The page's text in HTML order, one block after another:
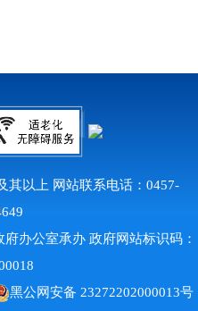
其以上 网站联系电话：0457-
办公室承办 政府网站标识码：
黑公网安备 23272202000013号